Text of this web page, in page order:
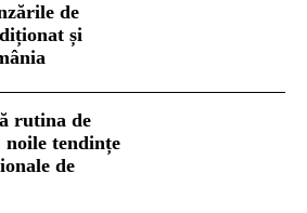
de
și
rutina de
tendințe
de